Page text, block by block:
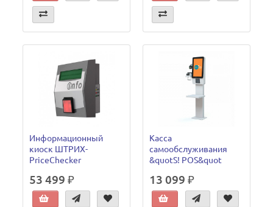
Информационный
киоск ШТРИХ-
PriceChecker
53 499 ₽
Касса
самообслуживания
&quotS! POS&quot
13 099 ₽